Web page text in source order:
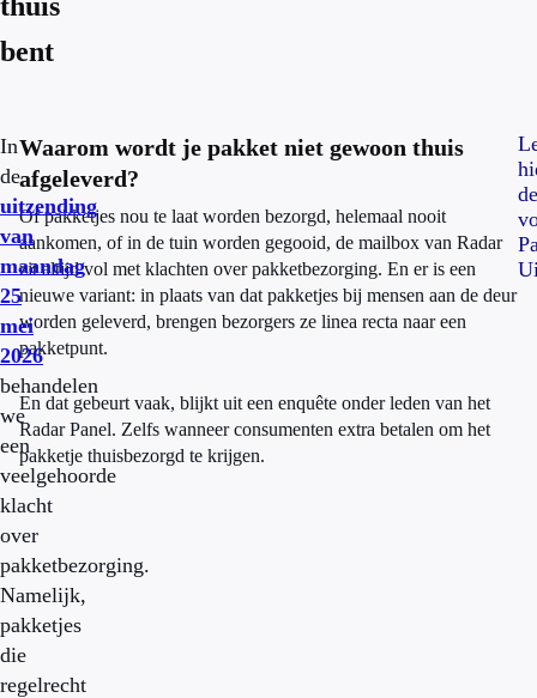
bent
In
de
uitzending
van
maandag
25
mei
2026
behandelen
we
een
veelgehoorde
klacht
over
pakketbezorging.
Namelijk,
pakketjes
die
regelrecht
Waarom wordt je pakket niet gewoon thuis
afgeleverd?
Of pakketjes nou te laat worden bezorgd, helemaal nooit
aankomen, of in de tuin worden gegooid, de mailbox van Radar
zit altijd vol met klachten over pakketbezorging. En er is een
nieuwe variant: in plaats van dat pakketjes bij mensen aan de deur
worden geleverd, brengen bezorgers ze linea recta naar een
pakketpunt.
En dat gebeurt vaak, blijkt uit een enquête onder leden van het
Radar Panel. Zelfs wanneer consumenten extra betalen om het
pakketje thuisbezorgd te krijgen.
de